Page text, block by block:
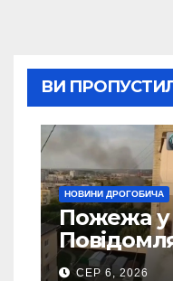
ВИ
НОВИНИ ДРОГОБИЧА
Пожежа у
5 гаражів
СЕР 6, 2026